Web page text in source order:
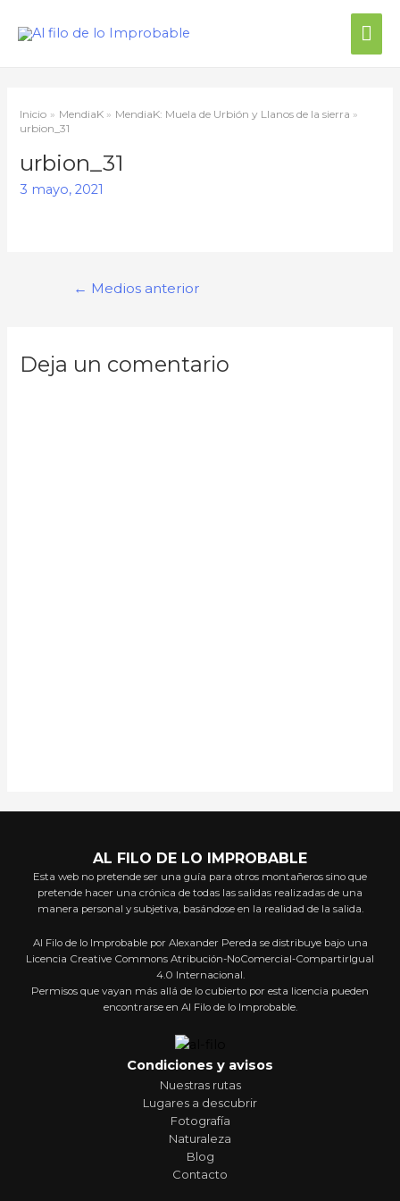
Inicio MendiaK
MendiaK: Muela de Urbión y Llanos de la sierra
urbion_31
urbion_31
3 mayo, 2021
Navegación
← Medios anterior
Deja un comentario
AL FILO DE LO IMPROBABLE
Esta web no pretende ser una guía para otros montañeros sino que
pretende hacer una crónica de todas las salidas realizadas de una
manera personal y subjetiva, basándose en la realidad de la salida.
Al Filo de lo Improbable por Alexander Pereda se distribuye bajo una
Licencia Creative Commons Atribución-NoComercial-CompartirIgual
4.0 Internacional.
Permisos que vayan más allá de lo cubierto por esta licencia pueden
encontrarse en Al Filo de lo Improbable.
Condiciones y avisos
Nuestras rutas
Lugares a descubrir
Fotografía
Naturaleza
Blog
Contacto